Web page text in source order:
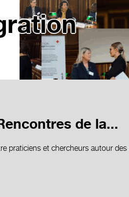
de la...
praticiens et chercheurs autour